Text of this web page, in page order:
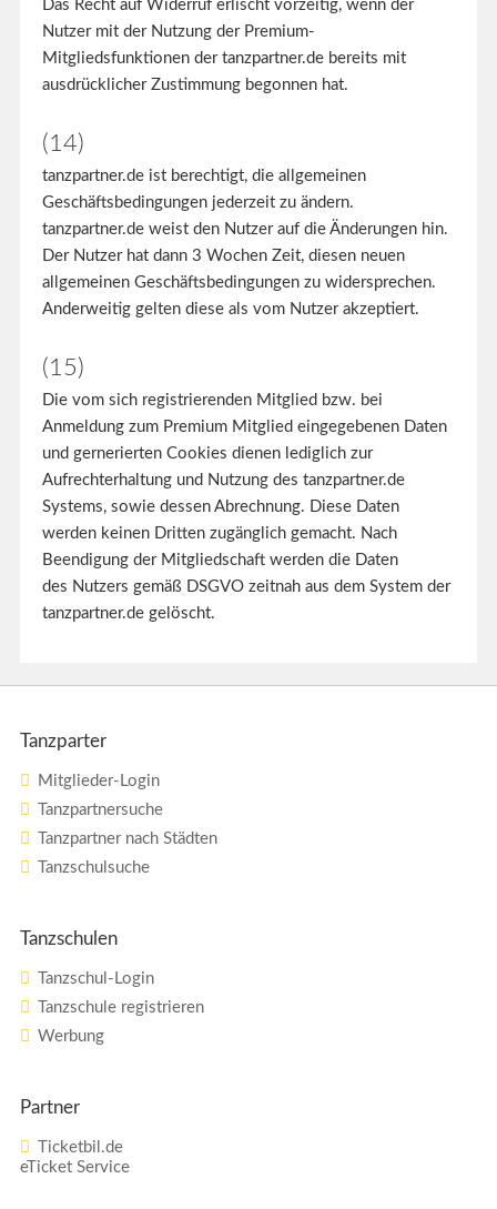
Das Recht auf Widerruf erlischt vorzeitig, wenn der
Nutzer mit der Nutzung der Premium-
Mitgliedsfunktionen der tanzpartner.de bereits mit
ausdrücklicher Zustimmung begonnen hat.
(14)
tanzpartner.de ist berechtigt, die allgemeinen
Geschäftsbedingungen jederzeit zu ändern.
tanzpartner.de weist den Nutzer auf die Änderungen hin.
Der Nutzer hat dann 3 Wochen Zeit, diesen neuen
allgemeinen Geschäftsbedingungen zu widersprechen.
Anderweitig gelten diese als vom Nutzer akzeptiert.
(15)
Die vom sich registrierenden Mitglied bzw. bei
Anmeldung zum Premium Mitglied eingegebenen Daten
und gernerierten Cookies dienen lediglich zur
Aufrechterhaltung und Nutzung des tanzpartner.de
Systems, sowie dessen Abrechnung. Diese Daten
werden keinen Dritten zugänglich gemacht. Nach
Beendigung der Mitgliedschaft werden die Daten
des Nutzers gemäß DSGVO zeitnah aus dem System der
tanzpartner.de gelöscht.
Tanzparter
Mitglieder-Login
Tanzpartnersuche
Tanzpartner nach Städten
Tanzschulsuche
Tanzschulen
Tanzschul-Login
Tanzschule registrieren
Werbung
Partner
Ticketbil.de
eTicket Service